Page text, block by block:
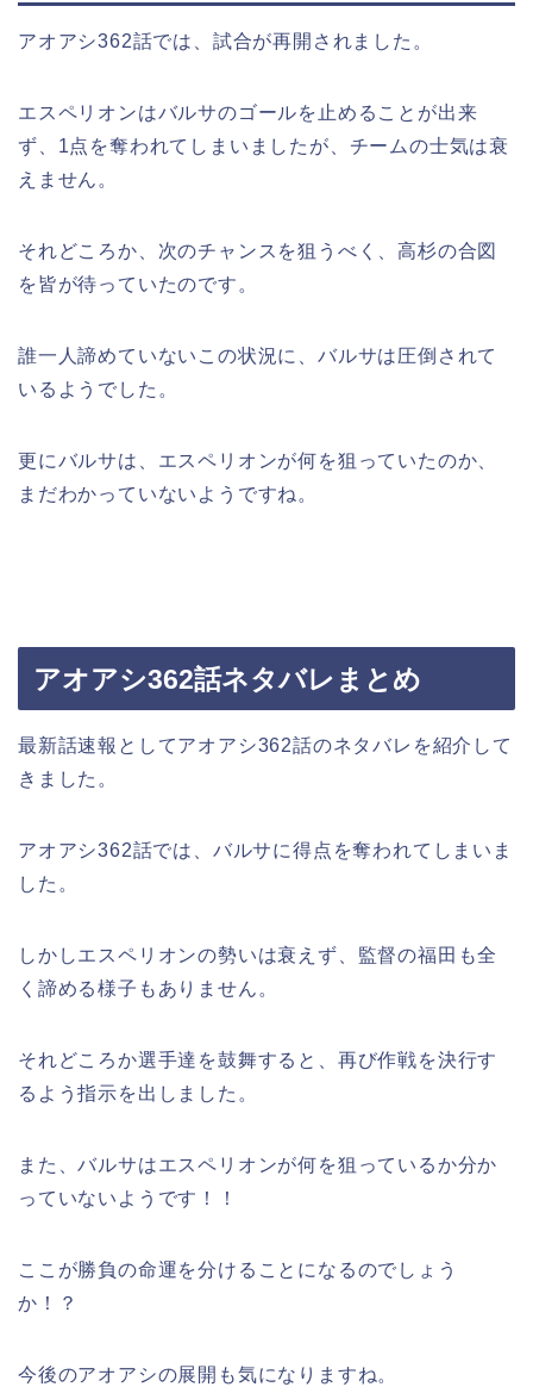
アオアシ362話では、試合が再開されました。
エスペリオンはバルサのゴールを止めることが出来
ず、1点を奪われてしまいましたが、チームの士気は衰
えません。
それどころか、次のチャンスを狙うべく、高杉の合図
を皆が待っていたのです。
誰一人諦めていないこの状況に、バルサは圧倒されて
いるようでした。
更にバルサは、エスペリオンが何を狙っていたのか、
まだわかっていないようですね。
アオアシ362話ネタバレまとめ
最新話速報としてアオアシ362話のネタバレを紹介して
きました。
アオアシ362話では、バルサに得点を奪われてしまいま
した。
しかしエスペリオンの勢いは衰えず、監督の福田も全
く諦める様子もありません。
それどころか選手達を鼓舞すると、再び作戦を決行す
るよう指示を出しました。
また、バルサはエスペリオンが何を狙っているか分か
っていないようです！！
ここが勝負の命運を分けることになるのでしょう
か！？
今後のアオアシの展開も気になりますね。